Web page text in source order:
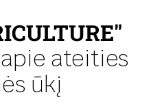
ateities
ūkį